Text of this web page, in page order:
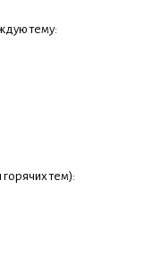
тему:
тем):